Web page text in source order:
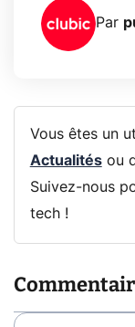
Par
Vous êtes un
Actualitésou
Suivez-nous
tech !